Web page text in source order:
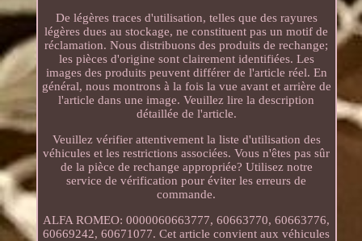
De légères traces d'utilisation, telles que des rayures
légères dues au stockage, ne constituent pas un motif de
réclamation. Nous distribuons des produits de rechange;
les pièces d'origine sont clairement identifiées. Les
images des produits peuvent différer de l'article réel. En
général, nous montrons à la fois la vue avant et arrière de
l'article dans une image. Veuillez lire la description
détaillée de l'article.
Veuillez vérifier attentivement la liste d'utilisation des
véhicules et les restrictions associées. Vous n'êtes pas sûr
de la pièce de rechange appropriée? Utilisez notre
service de vérification pour éviter les erreurs de
commande.
ALFA ROMEO: 0000060663777, 60663770, 60663776,
60669242, 60671077. Cet article convient aux véhicules